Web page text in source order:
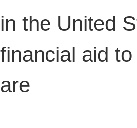
in the United
financial aid
are